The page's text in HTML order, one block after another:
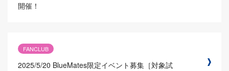
開催！
FANCLUB
2025/5/20 BlueMates限定イベント募集［対象試